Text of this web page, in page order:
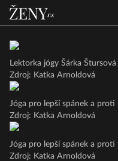
Lektorka jógy Šárka
Zdroj: Katka Arnoldová
Jóga pro lepší spánek a
Zdroj: Katka Arnoldová
Jóga pro lepší spánek a
Zdroj: Katka Arnoldová